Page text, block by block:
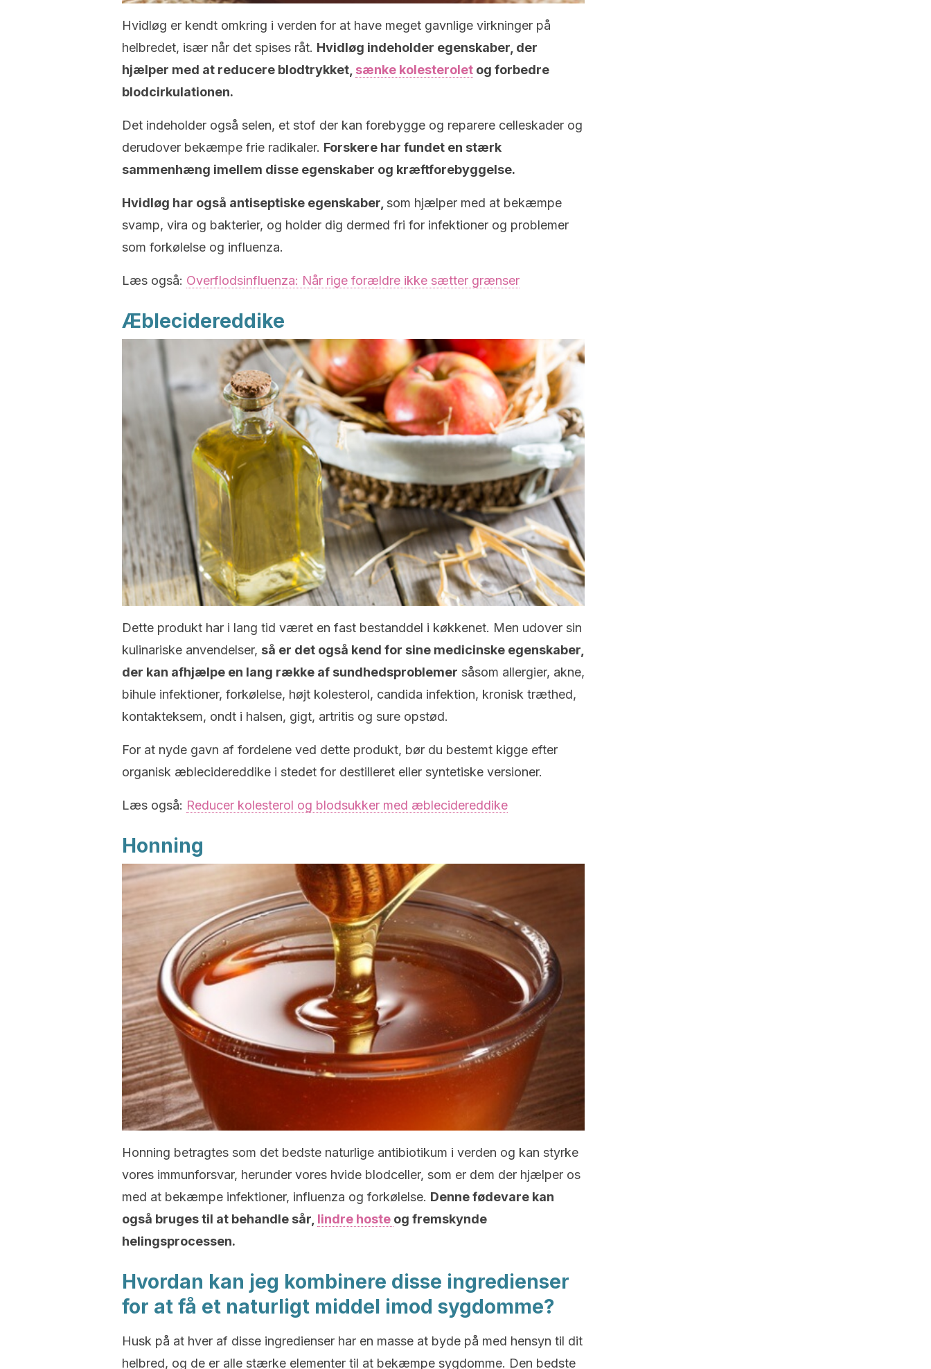
Hvidløg er kendt omkring i verden for at have meget gavnlige virkninger på
helbredet, især når det spises råt. Hvidløg indeholder egenskaber, der
hjælper med at reducere blodtrykket, sænke kolesterolet og forbedre
blodcirkulationen.
Det indeholder også selen, et stof der kan forebygge og reparere celleskader og
derudover bekæmpe frie radikaler. Forskere har fundet en stærk
sammenhæng imellem disse egenskaber og kræftforebyggelse.
Hvidløg har også antiseptiske egenskaber, som hjælper med at bekæmpe
svamp, vira og bakterier, og holder dig dermed fri for infektioner og problemer
som forkølelse og influenza.
Læs også: Overflodsinfluenza: Når rige forældre ikke sætter grænser
Æblecidereddike
Dette produkt har i lang tid været en fast bestanddel i køkkenet. Men udover sin
kulinariske anvendelser, så er det også kend for sine medicinske egenskaber,
der kan afhjælpe en lang række af sundhedsproblemer såsom allergier, akne,
bihule infektioner, forkølelse, højt kolesterol, candida infektion, kronisk træthed,
kontakteksem, ondt i halsen, gigt, artritis og sure opstød.
For at nyde gavn af fordelene ved dette produkt, bør du bestemt kigge efter
organisk æblecidereddike i stedet for destilleret eller syntetiske versioner.
Læs også: Reducer kolesterol og blodsukker med æblecidereddike
Honning
Honning betragtes som det bedste naturlige antibiotikum i verden og kan styrke
vores immunforsvar, herunder vores hvide blodceller, som er dem der hjælper os
med at bekæmpe infektioner, influenza og forkølelse. Denne fødevare kan
også bruges til at behandle sår, lindre hoste og fremskynde
helingsprocessen.
Hvordan kan jeg kombinere disse ingredienser
for at få et naturligt middel imod sygdomme?
Husk på at hver af disse ingredienser har en masse at byde på med hensyn til dit
helbred, og de er alle stærke elementer til at bekæmpe sygdomme. Den bedste